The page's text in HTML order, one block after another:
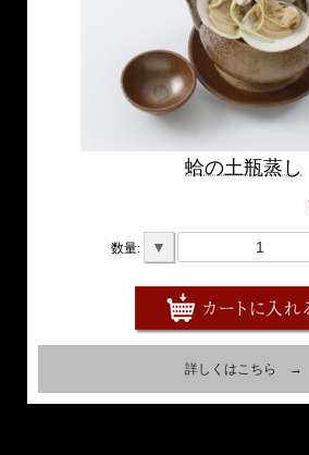
蛤の土瓶蒸し
数量: ▼
詳しくはこちら →